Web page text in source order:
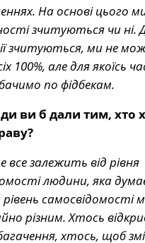
На основі цього
зчитуються чи ні.
зчитуються, ми не
100%, але для якоїсь
по фідбекам.
ви б дали тим, хто
все залежить від рівня
людини, яка
рівень
різним. Хтось
хтось, щоб